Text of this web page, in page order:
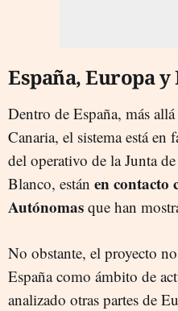
España, Europa
Dentro de España, más
Canaria, el sistema está en
del operativo de la Junta
Blanco, están en contacto
Autónomas que han
No obstante, el proyecto
España como ámbito de
analizado otras partes de